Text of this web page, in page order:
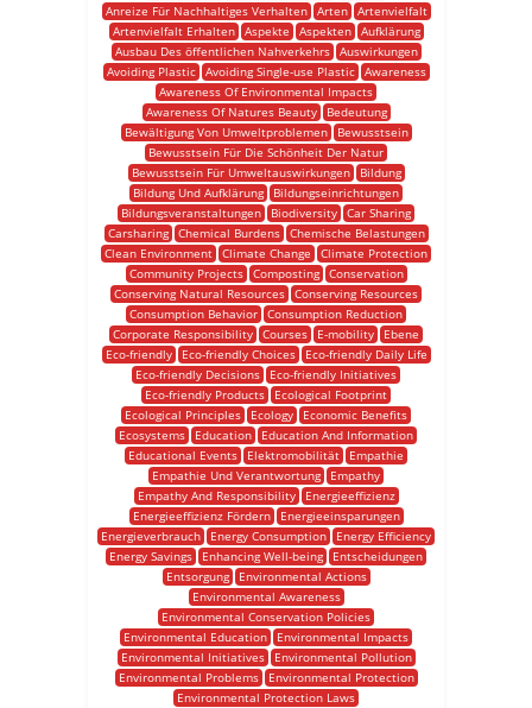
Anreize Für Nachhaltiges Verhalten
Arten
Artenvielfalt
Artenvielfalt Erhalten
Aspekte Aspekten
Aufklärung
Ausbau Des öffentlichen Nahverkehrs
Auswirkungen
Avoiding Plastic
Avoiding Single-use Plastic
Awareness
Awareness Of Environmental Impacts
Awareness Of Natures Beauty
Bedeutung
Bewältigung Von Umweltproblemen
Bewusstsein
Bewusstsein Für Die Schönheit Der Natur
Bewusstsein Für Umweltauswirkungen
Bildung
Bildung Und Aufklärung
Bildungseinrichtungen
Bildungsveranstaltungen
Biodiversity Car Sharing
Carsharing
Chemical Burdens
Chemische Belastungen
Clean Environment Climate Change
Climate Protection
Community Projects
Composting
Conservation
Conserving Natural Resources Conserving Resources
Consumption Behavior Consumption Reduction
Corporate Responsibility Courses E-mobility
Ebene
Eco-friendly
Eco-friendly Choices
Eco-friendly Daily Life
Eco-friendly Decisions
Eco-friendly Initiatives
Eco-friendly Products
Ecological Footprint
Ecological Principles
Ecology
Economic Benefits
Ecosystems
Education
Education And Information
Educational Events
Elektromobilität
Empathie
Empathie Und Verantwortung
Empathy
Empathy And Responsibility
Energieeffizienz
Energieeffizienz Fördern
Energieeinsparungen
Energieverbrauch
Energy Consumption
Energy Efficiency
Energy Savings
Enhancing Well-being
Entscheidungen
Entsorgung
Environmental Actions
Environmental Awareness
Environmental Conservation Policies
Environmental Education
Environmental Impacts
Environmental Initiatives
Environmental Pollution
Environmental Problems
Environmental Protection
Environmental Protection Laws